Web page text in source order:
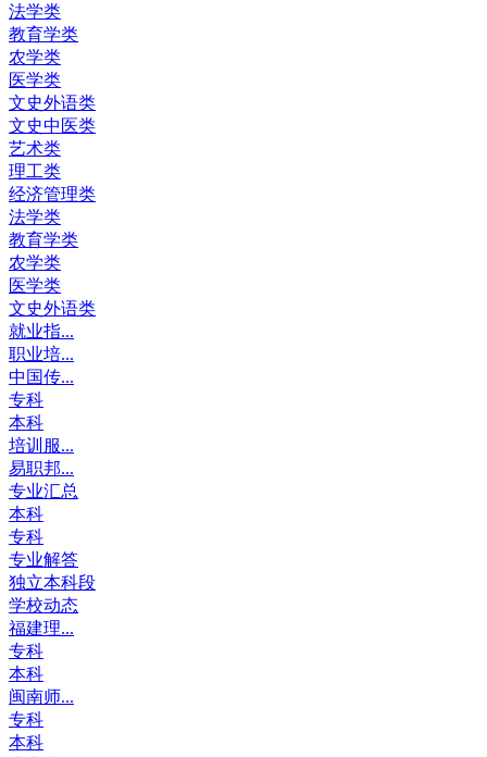
法学类
教育学类
农学类
医学类
文史外语类
文史中医类
艺术类
理工类
经济管理类
法学类
教育学类
农学类
医学类
文史外语类
就业指...
职业培...
中国传...
专科
本科
培训服...
易职邦...
专业汇总
本科
专科
专业解答
独立本科段
学校动态
福建理...
专科
本科
闽南师...
专科
本科